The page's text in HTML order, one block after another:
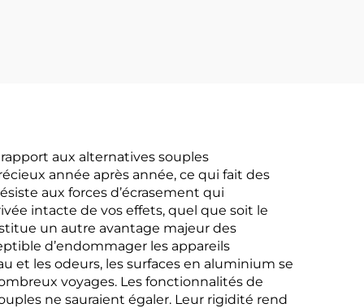
aux alternatives souples
année après année, ce qui fait des
aux forces d’écrasement qui
intacte de vos effets, quel que soit le
un autre avantage majeur des
d’endommager les appareils
et les odeurs, les surfaces en aluminium se
voyages. Les fonctionnalités de
ne sauraient égaler. Leur rigidité rend